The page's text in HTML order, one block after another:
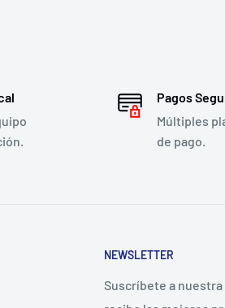
Pagos
Múltiples
de pago.
NEWSLETTER
Suscríbete a